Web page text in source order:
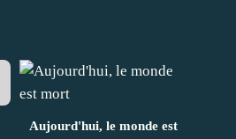
Aujourd'hui, le monde est